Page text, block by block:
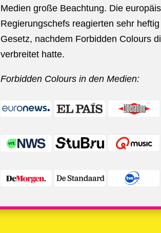
Medien große Beachtung. Die
Regierungschefs reagierten sehr
Gesetz, nachdem Forbidden Colours
verbreitet hatte.
Forbidden Colours in den Medien: